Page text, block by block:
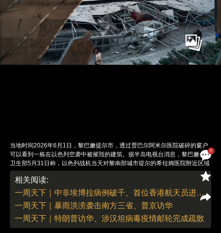
0
当地时间2026年6月1日，黎巴嫩提尔市，透过贾巴尔阿米尔医院破碎的窗户
可以看到一栋在以色列空袭中被摧毁的建筑。据半岛电视台消息，黎巴嫩公共
卫生部5月31日称，以色列战机当天对黎南部城市提尔的希拉姆医院附近区域
发动空袭，造成13名医院工作人员受伤，医院设施遭到严重破坏。同一天，
以军还对提尔地区杰巴尔·阿迈勒医院对面的建筑和停车场发动空袭，造成至
少8人死亡、16人受伤，医院大楼在轰炸中严重受损。据路透社6月1日报道，
以色列总理内塔尼亚胡和国防部长卡茨当日发表声明，称因黎巴嫩真主党“屡
次违反停火协议”，已下令以军对黎首都贝鲁特南郊代希耶地区发动空袭。据
美联社6月1日报道，特朗普与内塔尼亚胡通话时斥其“疯了”，质问“你到底在
干什么？”，并指责其“忘恩负义”。通话后特朗普宣布以军不会前往贝鲁特，正
相关阅读:
一周天下｜中非埃博拉病例破千、首位香港航天员进入太空
一周天下｜暴雨洪涝袭击南方三省、普京访华
一周天下｜特朗普访华、涉汉坦病毒疫情邮轮完成疏散